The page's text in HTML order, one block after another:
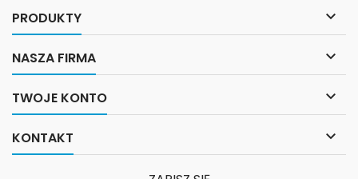
PRODUKTY 
NASZA FIRMA 
TWOJE KONTO 
KONTAKT 